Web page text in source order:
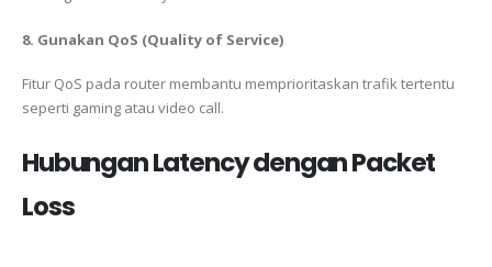
8. Gunakan QoS (Quality of Service)
Fitur QoS pada router membantu memprioritaskan trafik tertentu
seperti gaming atau video call.
Hubungan Latency dengan Packet
Loss